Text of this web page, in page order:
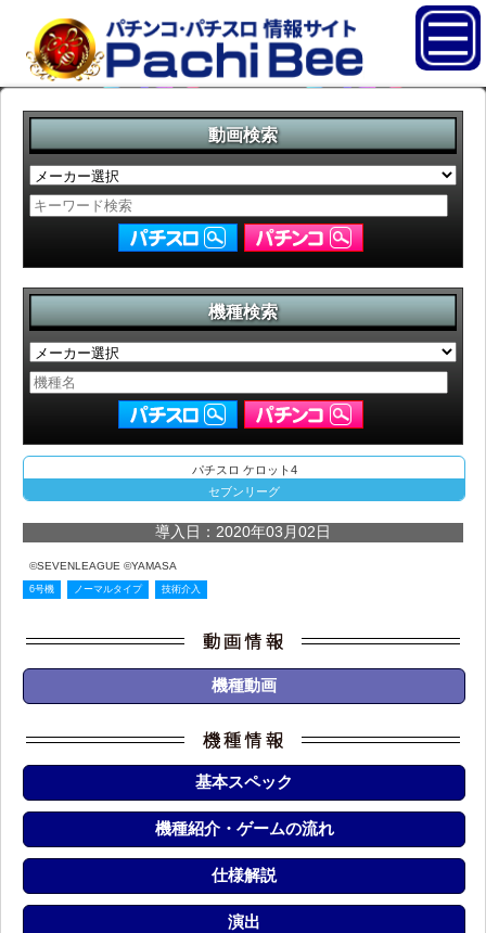
動画検索
機種検索
パチスロ ケロット4
セブンリーグ
導入日：2020年03月02日
©SEVENLEAGUE ©YAMASA
6号機 ノーマルタイプ 技術介入
機種動画
基本スペック
機種紹介・ゲームの流れ
仕様解説
演出